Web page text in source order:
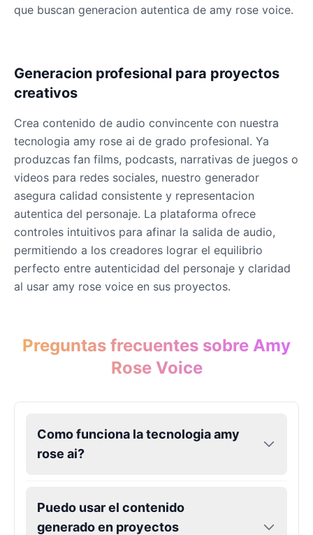
que buscan generacion autentica de amy rose voice.
Generacion profesional para proyectos
creativos
Crea contenido de audio convincente con nuestra
tecnologia amy rose ai de grado profesional. Ya
produzcas fan films, podcasts, narrativas de juegos o
videos para redes sociales, nuestro generador
asegura calidad consistente y representacion
autentica del personaje. La plataforma ofrece
controles intuitivos para afinar la salida de audio,
permitiendo a los creadores lograr el equilibrio
perfecto entre autenticidad del personaje y claridad
al usar amy rose voice en sus proyectos.
Preguntas frecuentes sobre Amy
Rose Voice
Como funciona la tecnologia amy
rose ai?
Puedo usar el contenido
generado en proyectos